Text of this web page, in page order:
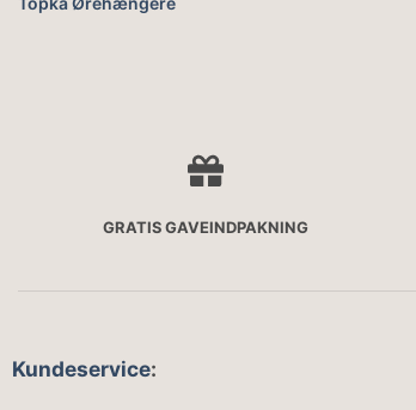
GRATIS GAVEINDPAKNING
Kundeservice: